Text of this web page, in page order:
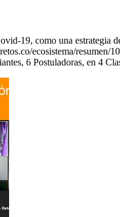
19, como una estrategia
ecosistema/resumen/
6 Postuladoras, en 4